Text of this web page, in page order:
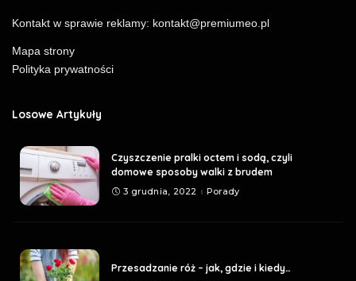
Kontakt w sprawie reklamy: kontakt@premiumeo.pl
Mapa strony
Polityka prywatności
Losowe Artykuły
Czyszczenie pralki octem i sodą, czyli
domowe sposoby walki z brudem
3 grudnia, 2022 Porady
Przesadzanie róż – jak, gdzie i kiedy…